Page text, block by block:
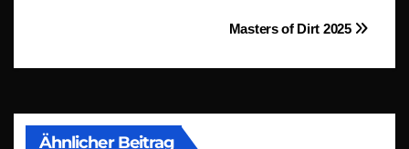
Beitragsnavigation
Masters of Dirt 2025
Ähnlicher Beitrag